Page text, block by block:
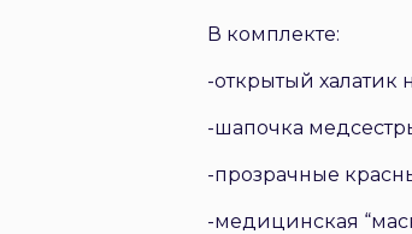
В комплекте:
-открытый халатик
-шапочка
-прозрачные
-медицинская